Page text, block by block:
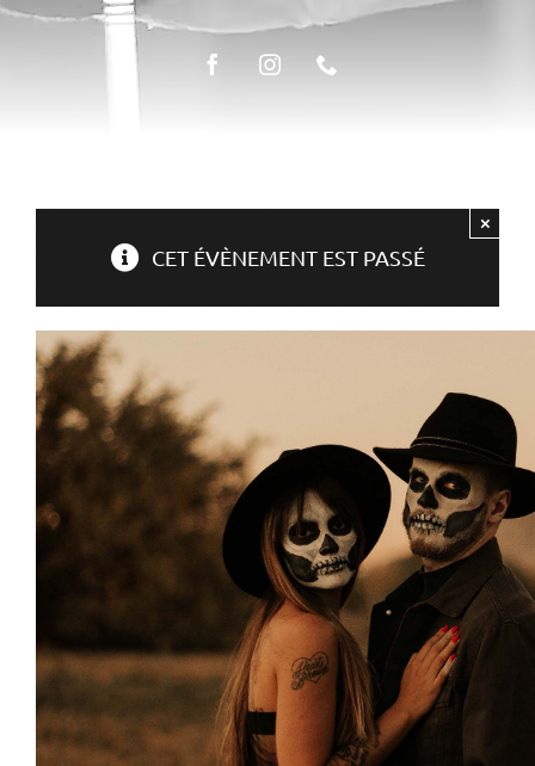
ÉPICERIE FINE
CET ÉVÈNEMENT EST PASSÉ
×